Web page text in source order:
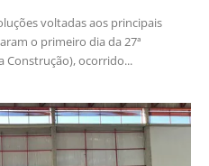
voltadas aos principais
o primeiro dia da 27ª
Construção), ocorrido...